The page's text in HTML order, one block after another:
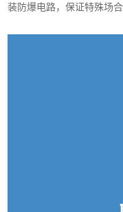
装防爆电路，保证特殊场